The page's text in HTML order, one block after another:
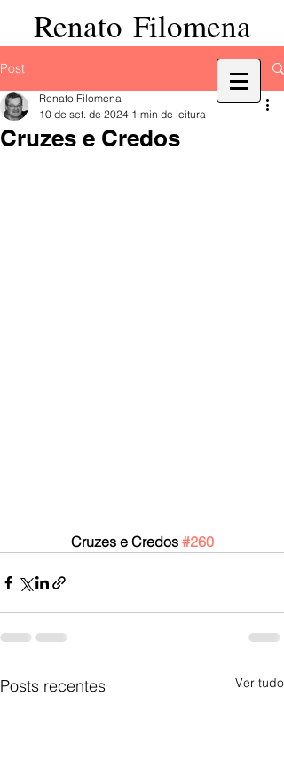
Renato Filomena
Post
Cruzes e Credos
Renato Filomena
10 de set. de 2024 1 min de leitura
Cruzes e Credos #260
Posts recentes Ver tudo